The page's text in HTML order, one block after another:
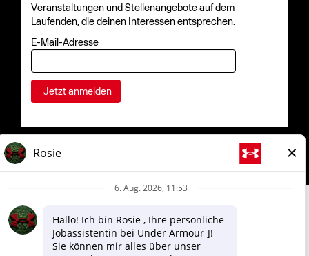
Veranstaltungen und Stellenangebote auf dem
Laufenden, die deinen Interessen entsprechen.
E-Mail-Adresse
Unternehmen
Shoppen